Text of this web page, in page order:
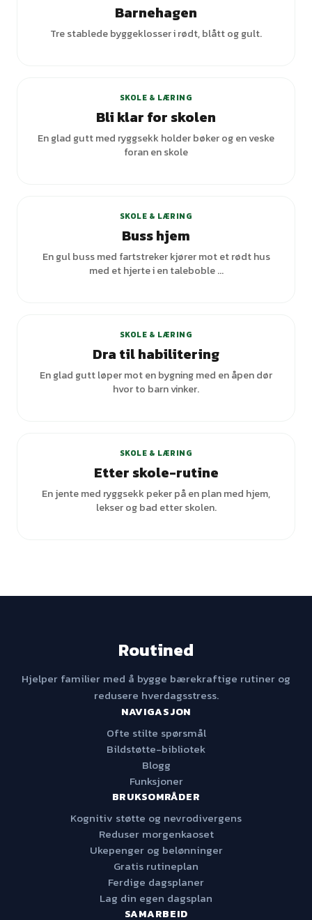
Barnehagen
Tre stablede byggeklosser i rødt, blått og gult.
SKOLE & LÆRING
Bli klar for skolen
En glad gutt med ryggsekk holder bøker og en veske
foran en skole
SKOLE & LÆRING
Buss hjem
En gul buss med fartstreker kjører mot et rødt hus
med et hjerte i en taleboble ...
SKOLE & LÆRING
Dra til habilitering
En glad gutt løper mot en bygning med en åpen dør
hvor to barn vinker.
SKOLE & LÆRING
Etter skole-rutine
En jente med ryggsekk peker på en plan med hjem,
lekser og bad etter skolen.
Routined
Hjelper familier med å bygge bærekraftige rutiner og
redusere hverdagsstress.
NAVIGASJON
Ofte stilte spørsmål
Bildstøtte-bibliotek
Blogg
Funksjoner
BRUKSOMRÅDER
Kognitiv støtte og nevrodivergens
Reduser morgenkaoset
Ukepenger og belønninger
Gratis rutineplan
Ferdige dagsplaner
Lag din egen dagsplan
SAMARBEID